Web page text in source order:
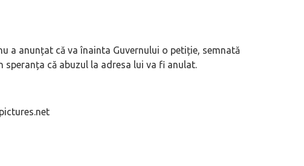
a anunțat că va înainta Guvernului o petiție, semnată
că abuzul la adresa lui va fi anulat.